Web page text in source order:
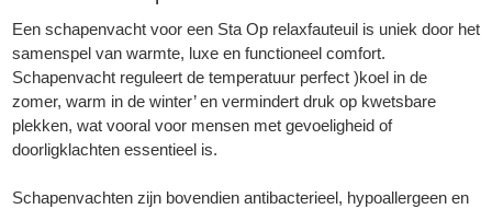
Een schapenvacht voor een Sta Op relaxfauteuil is uniek door het
samenspel van warmte, luxe en functioneel comfort.
Schapenvacht reguleert de temperatuur perfect )koel in de
zomer, warm in de winter’ en vermindert druk op kwetsbare
plekken, wat vooral voor mensen met gevoeligheid of
doorligklachten essentieel is.
Schapenvachten zijn bovendien antibacterieel, hypoallergeen en